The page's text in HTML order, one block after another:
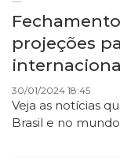
projeções
30/01/2024 18:45
Veja as notícias
Brasil e no